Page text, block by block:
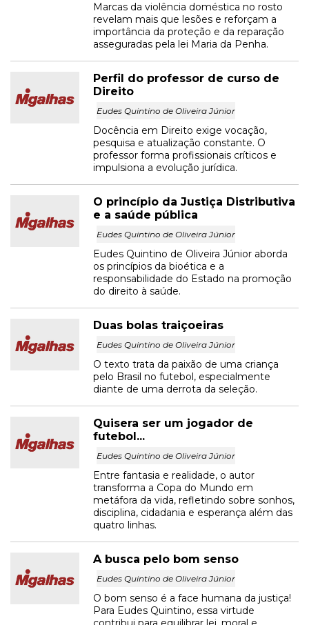
Marcas da violência doméstica no rosto
revelam mais que lesões e reforçam a
importância da proteção e da reparação
asseguradas pela lei Maria da Penha.
Perfil do professor de curso de
Direito
Eudes Quintino de Oliveira Júnior
Docência em Direito exige vocação,
pesquisa e atualização constante. O
professor forma profissionais críticos e
impulsiona a evolução jurídica.
O princípio da Justiça Distributiva
e a saúde pública
Eudes Quintino de Oliveira Júnior
Eudes Quintino de Oliveira Júnior aborda
os princípios da bioética e a
responsabilidade do Estado na promoção
do direito à saúde.
Duas bolas traiçoeiras
Eudes Quintino de Oliveira Júnior
O texto trata da paixão de uma criança
pelo Brasil no futebol, especialmente
diante de uma derrota da seleção.
Quisera ser um jogador de
futebol...
Eudes Quintino de Oliveira Júnior
Entre fantasia e realidade, o autor
transforma a Copa do Mundo em
metáfora da vida, refletindo sobre sonhos,
disciplina, cidadania e esperança além das
quatro linhas.
A busca pelo bom senso
Eudes Quintino de Oliveira Júnior
O bom senso é a face humana da justiça!
Para Eudes Quintino, essa virtude